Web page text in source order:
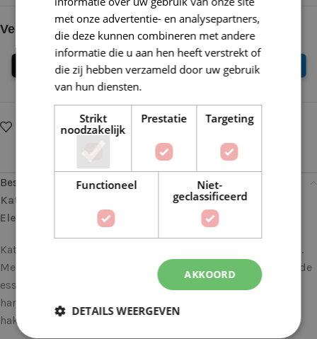
Veilig online betalen
Op verlanglijstje Delen:
Beschrijving
Katia Alabama 71 Donkerbruin: Omarm de Tijdloze
Elegantie van Katoen
Katia Alabama is niet zomaar een garen; het is een ervaring.
Met zijn tijdloze elegantie en zachtheid omarmt dit garen de
essentie van natuurlijke schoonheid. Of je nu een ervaren
handwerker bent of nieuw bent in de wereld van breien of
haken, Katia Alabama is een ontdekking die wacht.
met onze advertentie- en analysepartners,
die deze kunnen combineren met andere
informatie die u aan hen heeft verstrekt of
die zij hebben verzameld door uw gebruik
van hun diensten.
Strikt
noodzakelijk
Prestatie Targeting
Functioneel
Niet-
geclassificeerd
AKKOORD
DETAILS WEERGEVEN